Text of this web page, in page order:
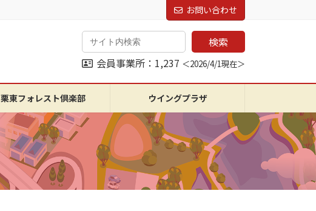
お問い合わせ
検索
会員事業所：1,237 ＜2026/4/1現在＞
栗東フォレスト倶楽部 ウイングプラザ